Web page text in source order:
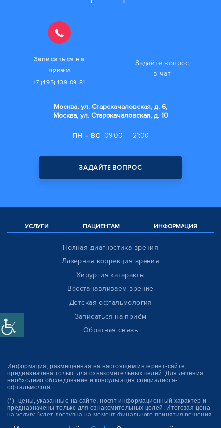
Записаться на
прием
+7 (495) 139-09-81
Задайте вопрос
в чат
Москва, ул. Старокачаловская, д. 6,
Москва, ул. Старокачаловская, д. 10
ПН – ВС 09:00 — 21:00
ЗАДАЙТЕ ВОПРОС
УСЛУГИ ПАЦИЕНТАМ ИНФОРМАЦИЯ
Полная диагностика зрения
Лазерная коррекция зрения
Хирургия катаракты
Восстанавливаем зрение
Детская офтальмология
Записаться на приём
Обратная связь
Информация, размещенная на настоящем интернет-сайте,
предназначена только для ознакомитель­ных целей. Для лечения
необходимо обследование и консультация специалиста-
офтальмолога.
(*)- цены, указанные на сайте, носят информационный характер и
предназначены только для ознакомительных целей. Итоговая цена
на услугу будет доступна на момент финального принятия решения